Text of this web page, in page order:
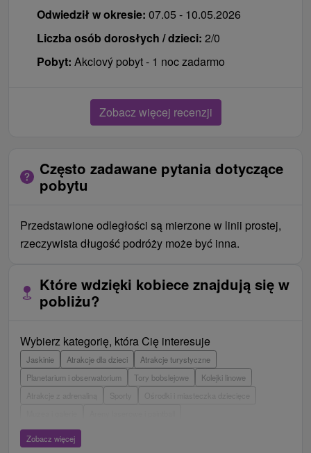
Odwiedził w okresie: 07.05 - 10.05.2026
Liczba osób dorosłych / dzieci: 2/0
Pobyt: Akciový pobyt - 1 noc zadarmo
Zobacz więcej recenzji
Często zadawane pytania dotyczące
pobytu
Przedstawione odległości są mierzone w linii prostej,
rzeczywista długość podróży może być inna.
Które wdzięki kobiece znajdują się w
pobliżu?
Wybierz kategorię, która Cię interesuje
Jaskinie Atrakcje dla dzieci
Atrakcje turystyczne
Planetarium i obserwatorium
Tory bobslejowe
Kolejki linowe
Atrakcje z adrenaliną
Wieże obserwacyjne i chodniki
Escaperoom
Zobacz więcej